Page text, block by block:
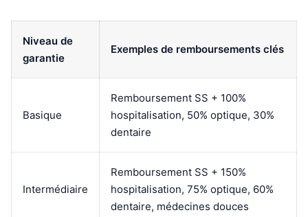
Niveau de
garantie
Exemples de remboursements clés
Basique
Remboursement SS + 100%
hospitalisation, 50% optique, 30%
dentaire
Intermédiaire
Remboursement SS + 150%
hospitalisation, 75% optique, 60%
dentaire, médecines douces